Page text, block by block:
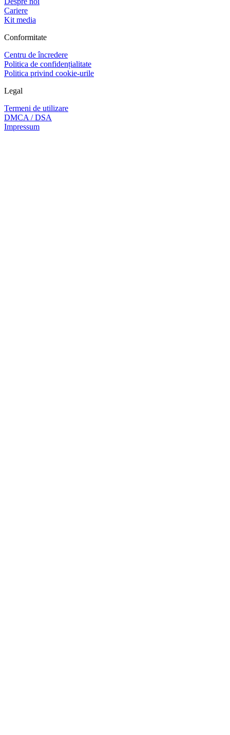
Cariere
Kit media
Conformitate
Centru de încredere
Politica de confidențialitate
Politica privind cookie-urile
Legal
Termeni de utilizare
DMCA / DSA
Impressum